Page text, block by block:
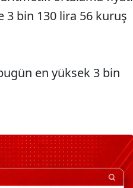
3 bin 130 lira 56 kuruş
en yüksek 3 bin